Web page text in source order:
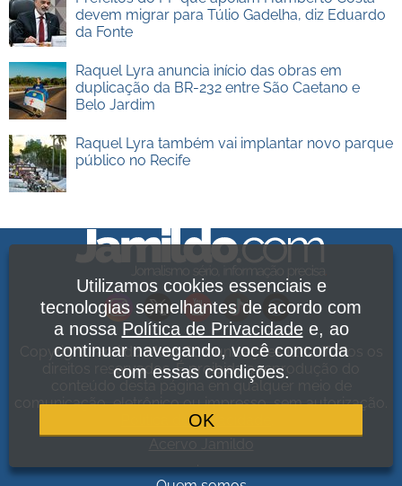
devem migrar para Túlio Gadelha, diz Eduardo
da Fonte
Raquel Lyra anuncia início das obras em
duplicação da BR-232 entre São Caetano e
Belo Jardim
Raquel Lyra também vai implantar novo parque
público no Recife
Copyright Jamildo Melo Comunicações Ltda. Todos os
direitos reservados. É proibida a reprodução do
conteúdo desta página em qualquer meio de
comunicação, eletrônico ou impresso, sem autorização.
Política de Privacidade
Utilizamos cookies essenciais e
tecnologias semelhantes de acordo com
a nossa Política de Privacidadee, ao
continuar navegando, você concorda
com essas condições.
OK